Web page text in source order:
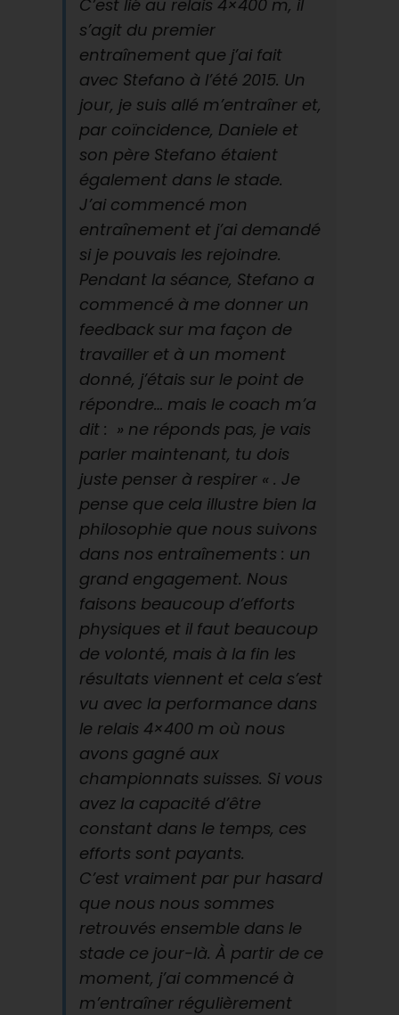
C’est lié au relais 4×400 m, il
s’agit du premier
entraînement que j’ai fait
avec Stefano à l’été 2015. Un
jour, je suis allé m’entraîner et,
par coïncidence, Daniele et
son père Stefano étaient
également dans le stade.
J’ai commencé mon
entraînement et j’ai demandé
si je pouvais les rejoindre.
Pendant la séance, Stefano a
commencé à me donner un
feedback sur ma façon de
travailler et à un moment
donné, j’étais sur le point de
répondre… mais le coach m’a
dit : » ne réponds pas, je vais
parler maintenant, tu dois
juste penser à respirer « . Je
pense que cela illustre bien la
philosophie que nous suivons
dans nos entraînements : un
grand engagement. Nous
faisons beaucoup d’efforts
physiques et il faut beaucoup
de volonté, mais à la fin les
résultats viennent et cela s’est
vu avec la performance dans
le relais 4×400 m où nous
avons gagné aux
championnats suisses. Si vous
avez la capacité d’être
constant dans le temps, ces
efforts sont payants.
C’est vraiment par pur hasard
que nous nous sommes
retrouvés ensemble dans le
stade ce jour-là. À partir de ce
moment, j’ai commencé à
m’entraîner régulièrement